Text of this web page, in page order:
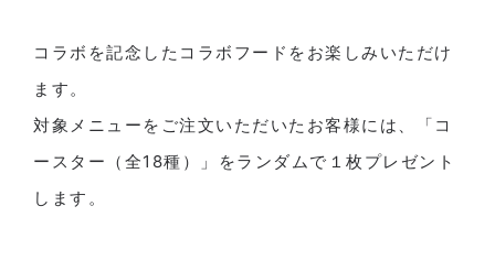
コラボを記念したコラボフードをお楽しみいただけ
ます。
対象メニューをご注文いただいたお客様には、「コ
ースター（全18種）」をランダムで１枚プレゼント
します。